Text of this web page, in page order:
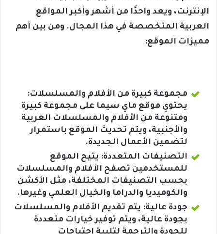
الإنترنت، ويعد واحدًا من أشهر وأكبر المواقع
العربية المتخصصة في هذا المجال. ومن بين أهم
مميزات الموقع:
مجموعة كبيرة من الأفلام والمسلسلات:
يحتوي موقع ماي سيما على مجموعة كبيرة
ومتنوعة من الأفلام والمسلسلات العربية
والأجنبية، ويتم تحديث الموقع باستمرار
لتضمين الأعمال الجديدة.
التصنيفات المتعددة: يتيح الموقع
للمستخدمين تصفح الأفلام والمسلسلات
بحسب التصنيفات المختلفة، مثل الأكشن
والكوميديا والدراما والخيال العلمي وغيرها.
جودة عالية: يتم تقديم الأفلام والمسلسلات
بجودة عالية، ويتم توفير خيارات متعددة